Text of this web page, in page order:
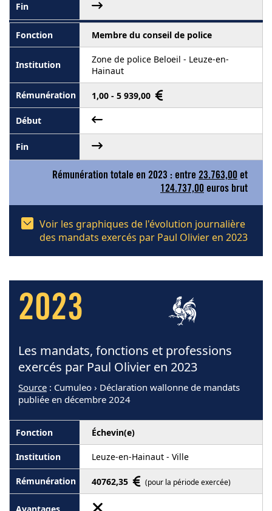
Membre du conseil de police
Zone de police Beloeil - Leuze-en-
Hainaut
1,00 - 5 939,00
Rémunération totale en 2023 : entre 23.763,00 et
124.737,00 euros brut
Voir les graphiques de l'évolution journalière
des mandats exercés par Paul Olivier en 2023
2023
Les mandats, fonctions et professions
exercés par Paul Olivier en 2023
Source : Cumuleo › Déclaration wallonne de mandats
publiée en décembre 2024
Échevin(e)
Leuze-en-Hainaut - Ville
40762,35 (pour la période exercée)